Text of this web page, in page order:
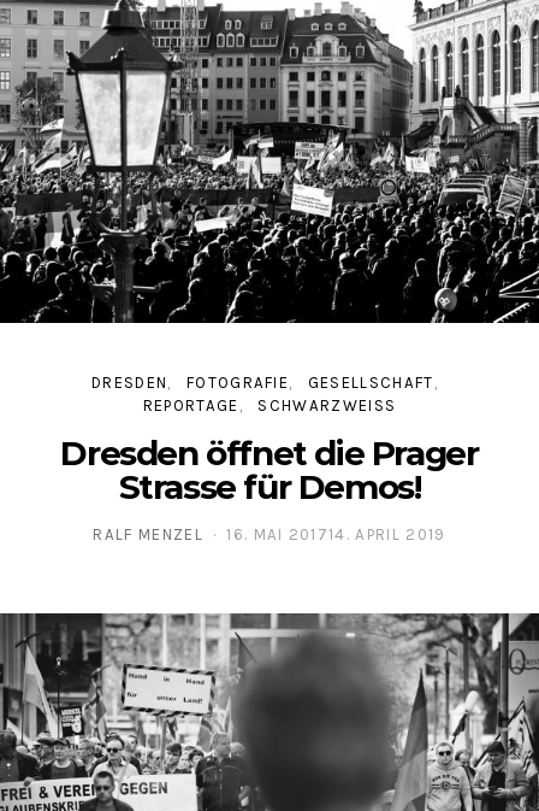
DRESDEN FOTOGRAFIE
GESELLSCHAFT
REPORTAGE
SCHWARZWEISS
Dresden öffnet die Prager
Strasse für Demos!
RALF MENZEL
POSTED ON
16. MAI 201714. APRIL 2019